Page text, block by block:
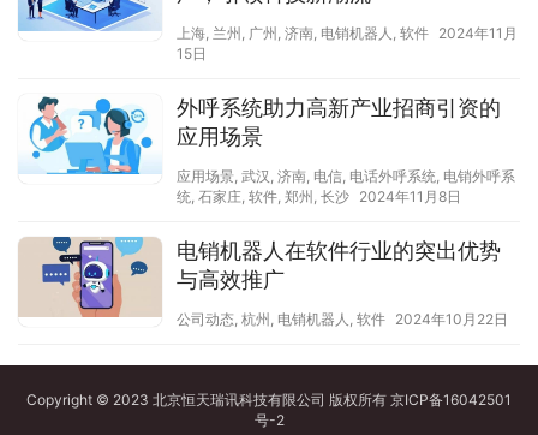
上海, 兰州 , 广州 , 济南, 电销机器人 , 软件 2024年11月
15日
外呼系统助力高新产业招商引资的
应用场景
应用场景, 武汉 , 济南, 电信, 电话外呼系统, 电销外呼系
统, 石家庄, 软件, 郑州 , 长沙 2024年11月8日
电销机器人在软件行业的突出优势
与高效推广
公司动态, 杭州 , 电销机器人 , 软件 2024年10月22日
Copyright © 2023 北京恒天瑞讯科技有限公司 版权所有 京ICP备16042501
号-2